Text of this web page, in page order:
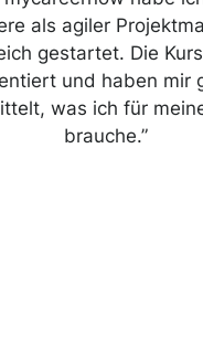
als agiler
gestartet. Die
und haben mir
was ich für
brauche.”